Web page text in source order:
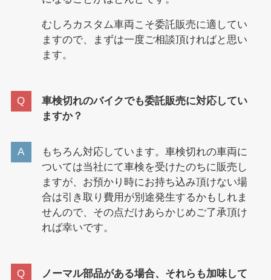
むしろカスタム車両こそ委託販売に適してい
ますので、まずは一度ご相談頂ければと思い
ます。
車検切れのバイクでも委託販売に対応してい
ますか？
もちろん対応しています。車検切れの車両に
ついては当社にて車検を受けたのちに販売し
ますが、お預かり時にお持ち込み頂けない場
合は引き取り費用が別途発生するかもしれま
せんので、その点だけあらかじめご了承頂け
れば幸いです。
ノーマル部品がある場合、それらも加味して